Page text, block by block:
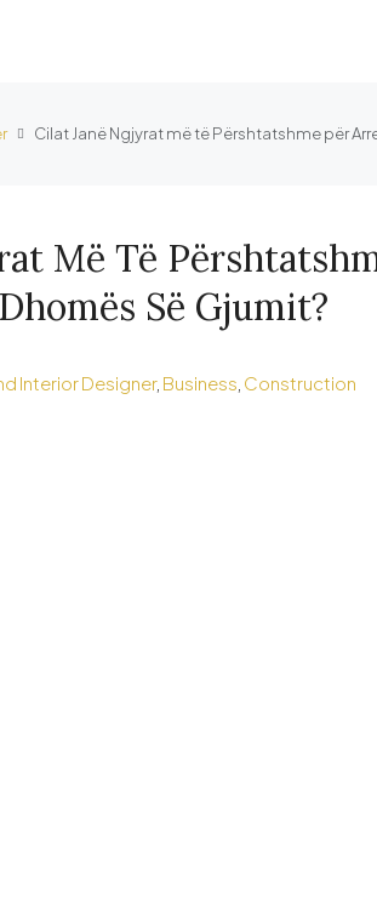
Cilat Janë Ngjyrat më të Përshtatshme për
Më Të
Së Gjumit?
Interior Designer, Business Construction